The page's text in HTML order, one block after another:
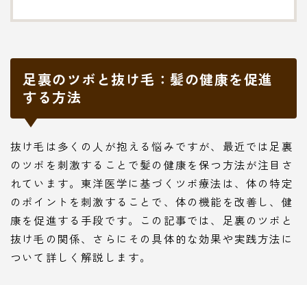
足裏のツボと抜け毛：髪の健康を促進
する方法
抜け毛は多くの人が抱える悩みですが、最近では足裏
のツボを刺激することで髪の健康を保つ方法が注目さ
れています。東洋医学に基づくツボ療法は、体の特定
のポイントを刺激することで、体の機能を改善し、健
康を促進する手段です。この記事では、足裏のツボと
抜け毛の関係、さらにその具体的な効果や実践方法に
ついて詳しく解説します。